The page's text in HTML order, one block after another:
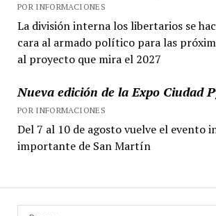
POR INFORMACIONES
La división interna los libertarios se
cara al armado político para las
al proyecto que mira el 2027
Nueva edición de la Expo Ciudad
POR INFORMACIONES
Del 7 al 10 de agosto vuelve el evento
importante de San Martín